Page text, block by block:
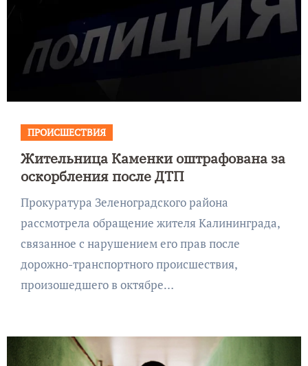
ПРОИСШЕСТВИЯ
Жительница Каменки оштрафована за
оскорбления после ДТП
Прокуратура Зеленоградского района
рассмотрела обращение жителя Калининграда,
связанное с нарушением его прав после
дорожно-транспортного происшествия,
произошедшего в октябре…